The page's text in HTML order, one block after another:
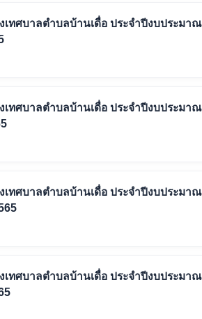
เทศบาลตำบลบ้านเดื่อ ประจำปีงบประมาณ
เทศบาลตำบลบ้านเดื่อ ประจำปีงบประมาณ
เทศบาลตำบลบ้านเดื่อ ประจำปีงบประมาณ
เทศบาลตำบลบ้านเดื่อ ประจำปีงบประมาณ